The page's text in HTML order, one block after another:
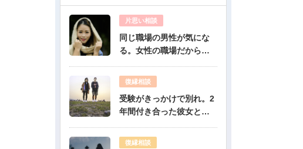
片思い相談
同じ職場の男性が気にな
る。女性の職場だから人
私のこと好き？-公開鑑定-
無料占い
復縁相談
受験がきっかけで別れ。2
年間付き合った彼女と復
無料占い
復縁相談